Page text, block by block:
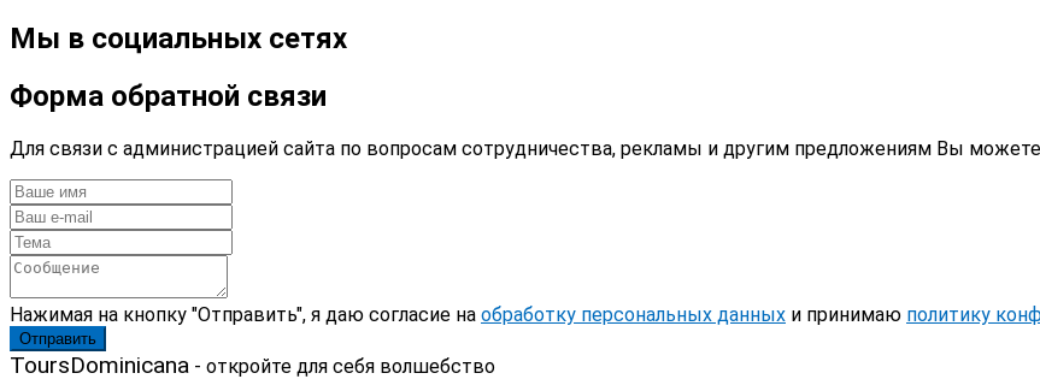
Мы в социальных сетях
Форма обратной связи
Для связи с администрацией сайта по вопросам сотрудничества, рекламы и другим предложениям Вы
Нажимая на кнопку "Отправить", я даю согласие на обработку персональных данных и принимаю политику
Отправить
ToursDominicana - откройте для себя волшебство